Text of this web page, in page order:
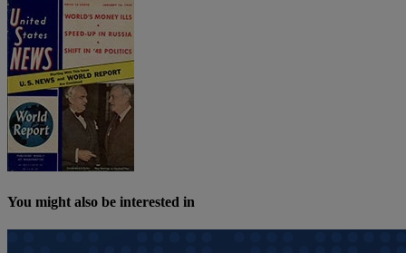
You might also be interested in